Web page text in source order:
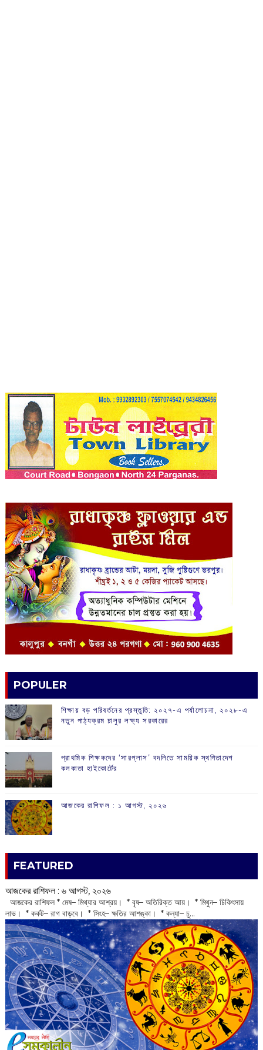
POPULER
শিক্ষায় বড় পরিবর্তনের প্রস্তুতি: ২০২৭-এ পর্যালোচনা, ২০২৮-এ
নতুন পাঠ্যক্রম চালুর লক্ষ্য সরকারের
প্রাথমিক শিক্ষকদের ‘সারপ্লাস’ বদলিতে সাময়িক স্থগিতাদেশ
কলকাতা হাইকোর্টের
আজকের রাশিফল :‌ ‌‌১ আগস্ট, ২০২৬
FEATURED
আজকের রাশিফল :‌ ‌‌৬ আগস্ট, ২০২৬
‌ আজকের রাশিফল * মেষ– মিথ্যার আশ্রয়। * বৃষ– অতিরিক্ত আয়। * মিথুন– চিকিৎসায়
লাভ। * কর্কট– রাগ বাড়বে। * সিংহ– ক্ষতির আশঙ্কা। * কন্যা– চু...